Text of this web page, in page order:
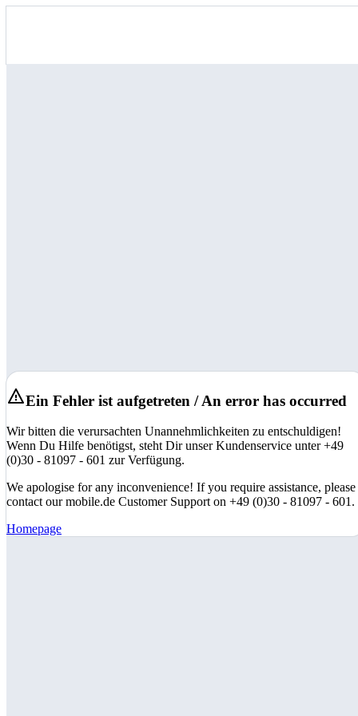
Ein Fehler ist aufgetreten / An error has occurred
Wir bitten die verursachten Unannehmlichkeiten zu entschuldigen!
Wenn Du Hilfe benötigst, steht Dir unser Kundenservice unter +49
(0)30 - 81097 - 601 zur Verfügung.
We apologise for any inconvenience! If you require assistance, please
contact our mobile.de Customer Support on +49 (0)30 - 81097 - 601.
Homepage